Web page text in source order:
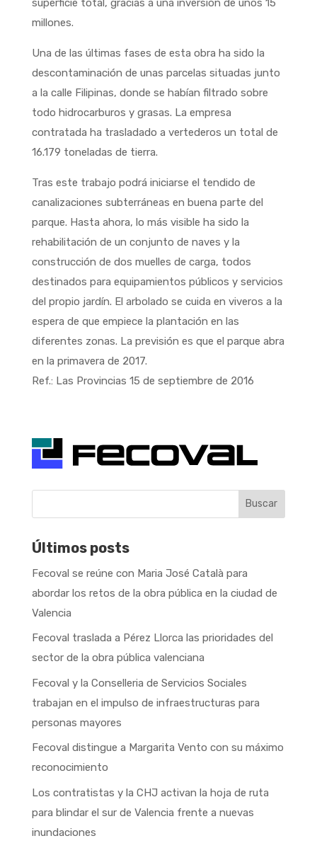
superficie total, gracias a una inversión de unos 15
millones.
Una de las últimas fases de esta obra ha sido la
descontaminación de unas parcelas situadas junto
a la calle Filipinas, donde se habían filtrado sobre
todo hidrocarburos y grasas. La empresa
contratada ha trasladado a vertederos un total de
16.179 toneladas de tierra.
Tras este trabajo podrá iniciarse el tendido de
canalizaciones subterráneas en buena parte del
parque. Hasta ahora, lo más visible ha sido la
rehabilitación de un conjunto de naves y la
construcción de dos muelles de carga, todos
destinados para equipamientos públicos y servicios
del propio jardín. El arbolado se cuida en viveros a la
espera de que empiece la plantación en las
diferentes zonas. La previsión es que el parque abra
en la primavera de 2017.
Ref.: Las Provincias 15 de septiembre de 2016
Buscar
Últimos posts
Fecoval se reúne con Maria José Català para
abordar los retos de la obra pública en la ciudad de
Valencia
Fecoval traslada a Pérez Llorca las prioridades del
sector de la obra pública valenciana
Fecoval y la Conselleria de Servicios Sociales
trabajan en el impulso de infraestructuras para
personas mayores
Fecoval distingue a Margarita Vento con su máximo
reconocimiento
Los contratistas y la CHJ activan la hoja de ruta
para blindar el sur de Valencia frente a nuevas
inundaciones